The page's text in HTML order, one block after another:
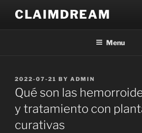
content
CLAIMDREAM
Menu
POSTED
ON
2022-07-21 BY ADMIN
Qué son las
y tratamiento con
curativas